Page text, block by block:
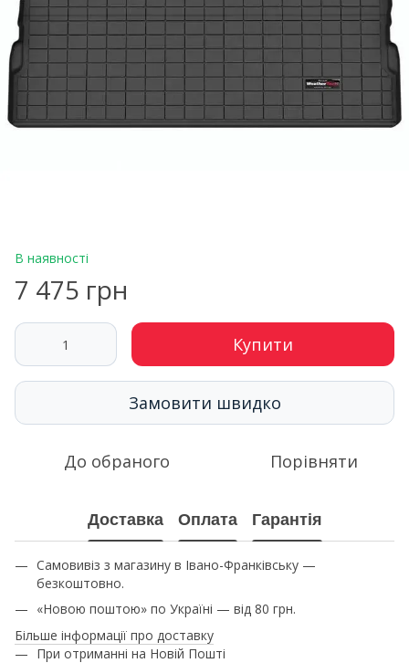
В наявності
7 475 грн
Купити
Замовити швидко
До обраного Порівняти
Доставка Оплата Гарантія
Самовивіз з магазину в Івано-Франківську —
безкоштовно.
«Новою поштою» по Україні — від 80 грн.
Більше інформації про доставку
При отриманні на Новій Пошті